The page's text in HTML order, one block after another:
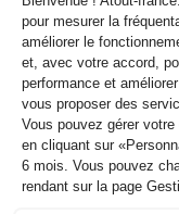
FRANÇAISE
legifrance.gouv.fr
service-public.fr